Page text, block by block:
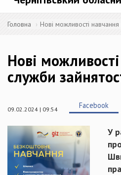
Головна Нові можливості навчання
Нові
служби
09.02.2024 | 09:54 Facebook
У